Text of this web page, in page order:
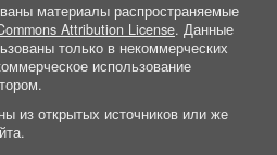
материалы распространяемые
Attribution License. Данные
только в некоммерческих
использование
из открытых источников или же